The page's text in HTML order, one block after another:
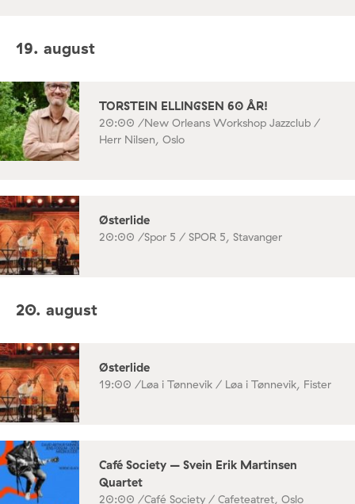
19. august
TORSTEIN ELLINGSEN 60 ÅR!
20:00 /New Orleans Workshop Jazzclub /
Herr Nilsen, Oslo
Østerlide
20:00 /Spor 5 / SPOR 5, Stavanger
20. august
Østerlide
19:00 /Løa i Tønnevik / Løa i Tønnevik, Fister
Café Society – Svein Erik Martinsen
Quartet
20:00 /Café Society / Cafeteatret, Oslo